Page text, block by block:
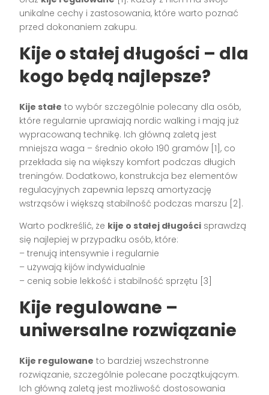
unikalne cechy i zastosowania, które warto poznać
przed dokonaniem zakupu.
Kije o stałej długości – dla
kogo będą najlepsze?
Kije stałe to wybór szczególnie polecany dla osób,
które regularnie uprawiają nordic walking i mają już
wypracowaną technikę. Ich główną zaletą jest
mniejsza waga – średnio około 190 gramów [1], co
przekłada się na większy komfort podczas długich
treningów. Dodatkowo, konstrukcja bez elementów
regulacyjnych zapewnia lepszą amortyzację
wstrząsów i większą stabilność podczas marszu [2].
Warto podkreślić, że kije o stałej długości sprawdzą
się najlepiej w przypadku osób, które:
– trenują intensywnie i regularnie
– używają kijów indywidualnie
– cenią sobie lekkość i stabilność sprzętu [3]
Kije regulowane –
uniwersalne rozwiązanie
Kije regulowane to bardziej wszechstronne
rozwiązanie, szczególnie polecane początkującym.
Ich główną zaletą jest możliwość dostosowania